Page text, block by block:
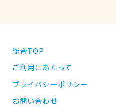
総合TOP
ご利用にあたって
プライバシーポリシー
お問い合わせ